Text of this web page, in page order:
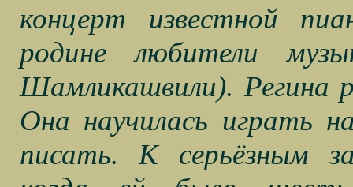
концерт известной
родине любители
Шамликашвили). Регина
Она научилась играть
писать. К серьёзным